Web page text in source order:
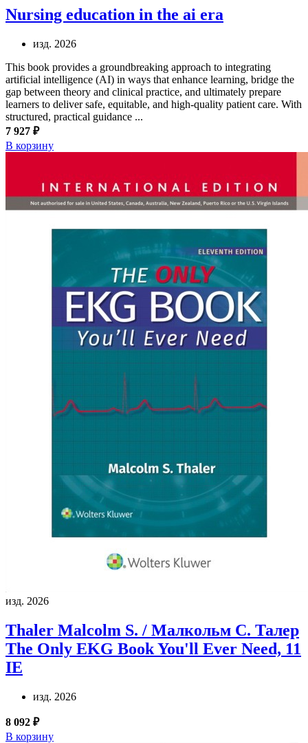
Nursing education in the ai era
изд. 2026
This book provides a groundbreaking approach to integrating
artificial intelligence (AI) in ways that enhance learning, bridge the
gap between theory and clinical practice, and ultimately prepare
learners to deliver safe, equitable, and high-quality patient care. With
structured, practical guidance ...
7 927 ₽
В корзину
изд. 2026
Thaler Malcolm S. / Малкольм С. Талер
The Only EKG Book You'll Ever Need, 11
IE
изд. 2026
8 092 ₽
В корзину